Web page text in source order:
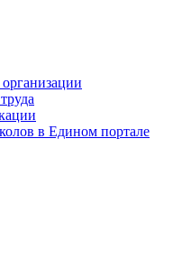
в Едином портале